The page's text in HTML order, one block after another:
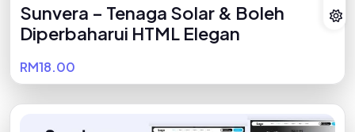
Sunvera – Tenaga Solar & Boleh
Diperbaharui HTML Elegan
RM18.00